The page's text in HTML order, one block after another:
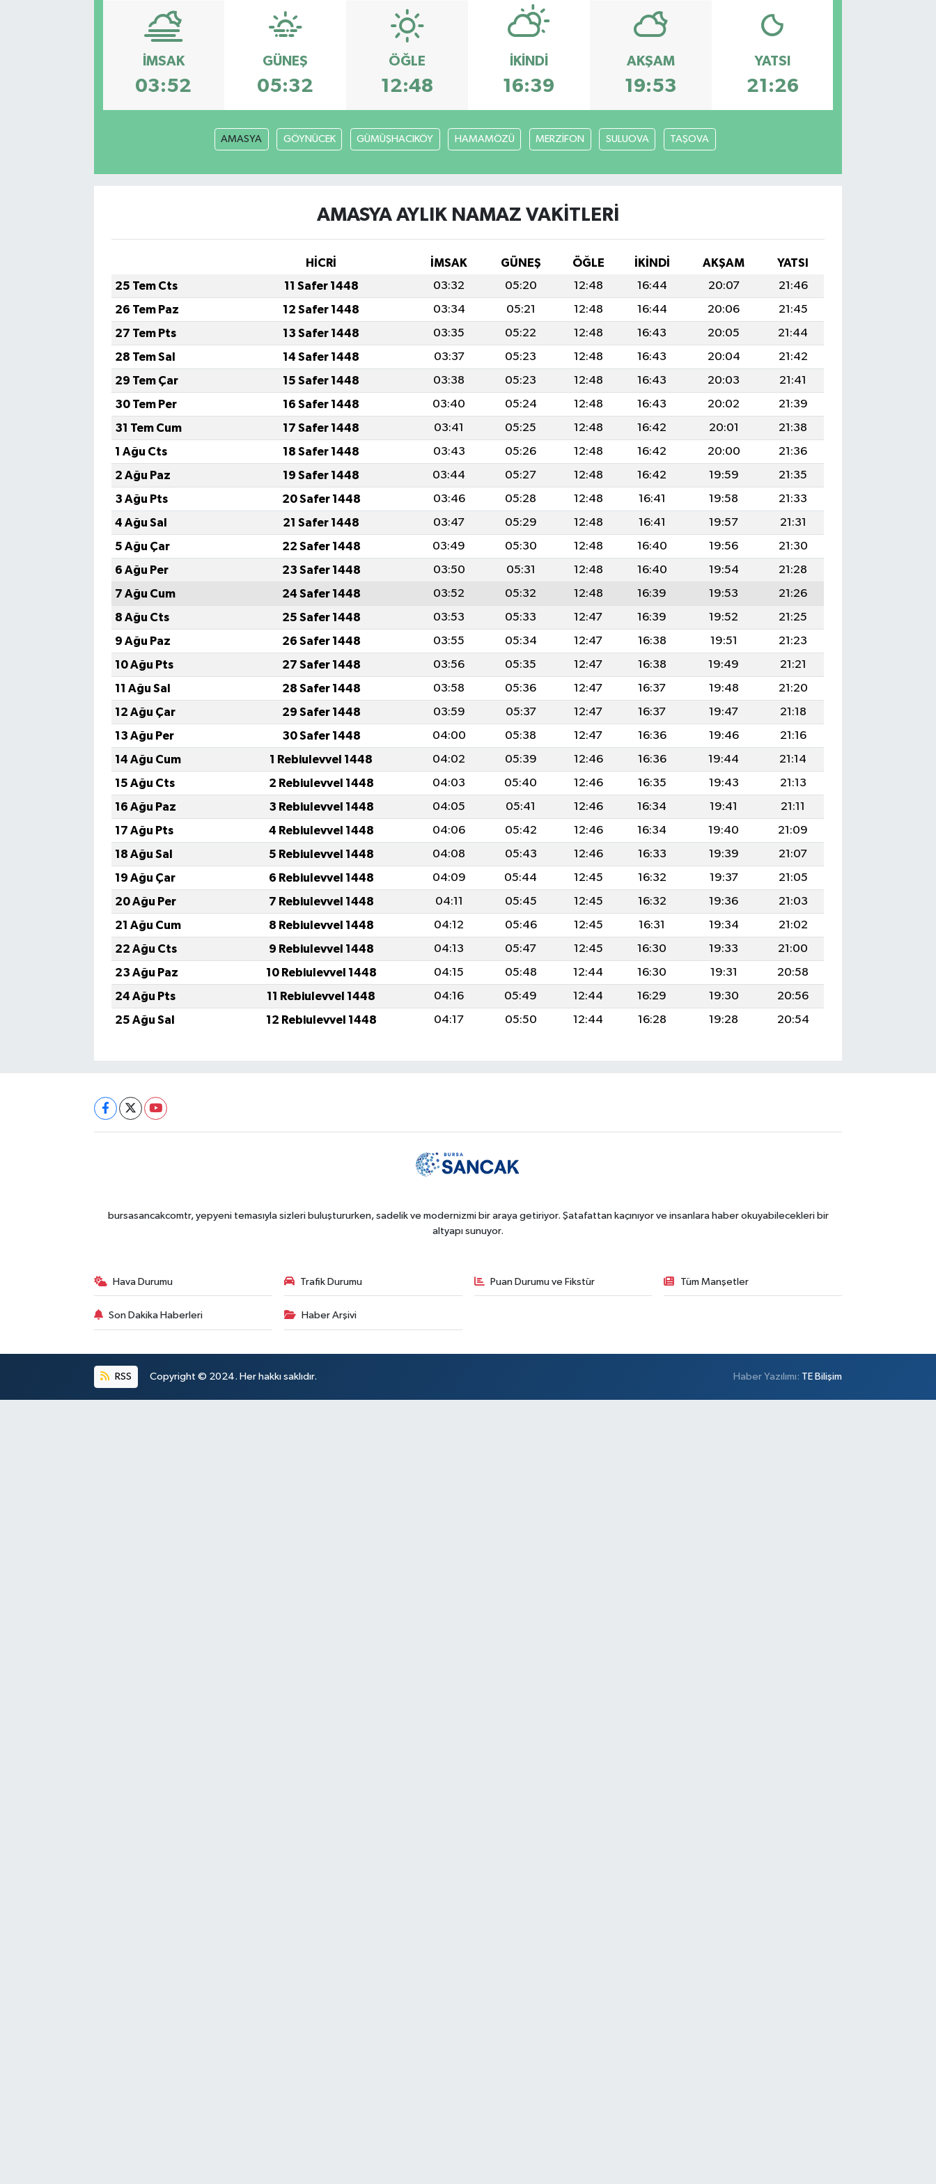
İMSAK
03:52
GÜNEŞ
05:32
ÖĞLE
12:48
İKINDI
16:39
AKŞAM
19:53
YATSI
21:26
AMASYA GÖYNÜCEK GÜMÜŞHACIKÖY HAMAMÖZÜ MERZİFON SULUOVA TAŞOVA
AMASYA AYLIK NAMAZ VAKITLERI
HİCRİ İMSAK GÜNEŞ ÖĞLE İKINDI AKŞAM
YATSI
25 Tem Cts
11 Safer 1448 03:32 05:20 12:48 16:44 20:07
21:46
26 Tem Paz
12 Safer 1448 03:34 05:21 12:48 16:44 20:06
21:45
27 Tem Pts
13 Safer 1448 03:35 05:22 12:48 16:43 20:05
21:44
28 Tem Sal
14 Safer 1448 03:37 05:23 12:48 16:43 20:04
21:42
29 Tem Çar
15 Safer 1448 03:38 05:23 12:48 16:43 20:03
21:41
30 Tem Per
16 Safer 1448 03:40 05:24 12:48 16:43 20:02
21:39
31 Tem Cum
17 Safer 1448 03:41 05:25 12:48 16:42 20:01
21:38
1 Ağu Cts
18 Safer 1448 03:43 05:26 12:48 16:42 20:00
21:36
2 Ağu Paz
19 Safer 1448 03:44 05:27 12:48 16:42 19:59
21:35
3 Ağu Pts
20 Safer 1448 03:46 05:28 12:48 16:41 19:58
21:33
4 Ağu Sal
21 Safer 1448 03:47 05:29 12:48 16:41 19:57
21:31
5 Ağu Çar
22 Safer 1448 03:49 05:30 12:48 16:40 19:56
21:30
6 Ağu Per
23 Safer 1448 03:50 05:31 12:48 16:40 19:54
21:28
7 Ağu Cum
24 Safer 1448 03:52 05:32 12:48 16:39 19:53
21:26
8 Ağu Cts
25 Safer 1448 03:53 05:33 12:47 16:39 19:52
21:25
9 Ağu Paz
26 Safer 1448 03:55 05:34 12:47 16:38 19:51
21:23
10 Ağu Pts
27 Safer 1448 03:56 05:35 12:47 16:38 19:49
21:21
11 Ağu Sal
28 Safer 1448 03:58 05:36 12:47 16:37 19:48
21:20
12 Ağu Çar
29 Safer 1448 03:59 05:37 12:47 16:37 19:47
21:18
13 Ağu Per
30 Safer 1448 04:00 05:38 12:47 16:36 19:46
21:16
14 Ağu Cum
1 Rebiulevvel 1448 04:02 05:39 12:46 16:36 19:44
21:14
15 Ağu Cts
2 Rebiulevvel 1448 04:03 05:40 12:46 16:35 19:43
21:13
16 Ağu Paz
3 Rebiulevvel 1448 04:05 05:41 12:46 16:34 19:41
21:11
17 Ağu Pts
4 Rebiulevvel 1448 04:06 05:42 12:46 16:34 19:40
21:09
18 Ağu Sal
5 Rebiulevvel 1448 04:08 05:43 12:46 16:33 19:39
21:07
19 Ağu Çar
6 Rebiulevvel 1448 04:09 05:44 12:45 16:32 19:37
21:05
20 Ağu Per
7 Rebiulevvel 1448 04:11 05:45 12:45 16:32 19:36
21:03
21 Ağu Cum
8 Rebiulevvel 1448 04:12 05:46 12:45 16:31 19:34
21:02
22 Ağu Cts
9 Rebiulevvel 1448 04:13 05:47 12:45 16:30 19:33
21:00
23 Ağu Paz
10 Rebiulevvel 1448 04:15 05:48 12:44 16:30 19:31
20:58
24 Ağu Pts
11 Rebiulevvel 1448 04:16 05:49 12:44 16:29 19:30
20:56
25 Ağu Sal
12 Rebiulevvel 1448 04:17 05:50 12:44 16:28 19:28 20:54
bursasancakcomtr, yepyeni temasıyla sizleri buluştururken, sadelik ve modernizmi bir araya getiriyor. Şatafattan kaçınıyor ve insanlara haber okuyabilecekleri bir
altyapı sunuyor.
Hava Durumu Trafik Durumu Puan Durumu ve Fikstür Tüm Manşetler
Son Dakika Haberleri Haber Arşivi
RSS Copyright © 2024. Her hakkı saklıdır. Haber Yazılımı: TE Bilişim